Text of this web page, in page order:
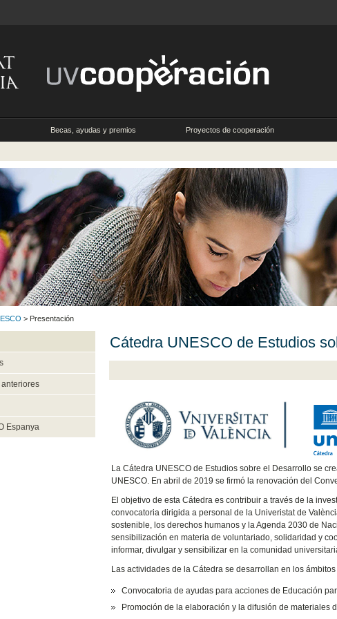
Becas, ayudas y premios Proyectos de cooperación
> Presentación
Espanya
Cátedra UNESCO de Estudios
La Cátedra UNESCO de Estudios sobre el Desarrollo se
UNESCO. En abril de 2019 se firmó la renovación del
El objetivo de esta Cátedra es contribuir a través de la
convocatoria dirigida a personal de la Univeristat de
sostenible, los derechos humanos y la Agenda 2030 de
sensibilización en materia de voluntariado, solidaridad y
informar, divulgar y sensibilizar en la comunidad
Las actividades de la Cátedra se desarrollan en los
Convocatoria de ayudas para acciones de Educación
Promoción de la elaboración y la difusión de materiales